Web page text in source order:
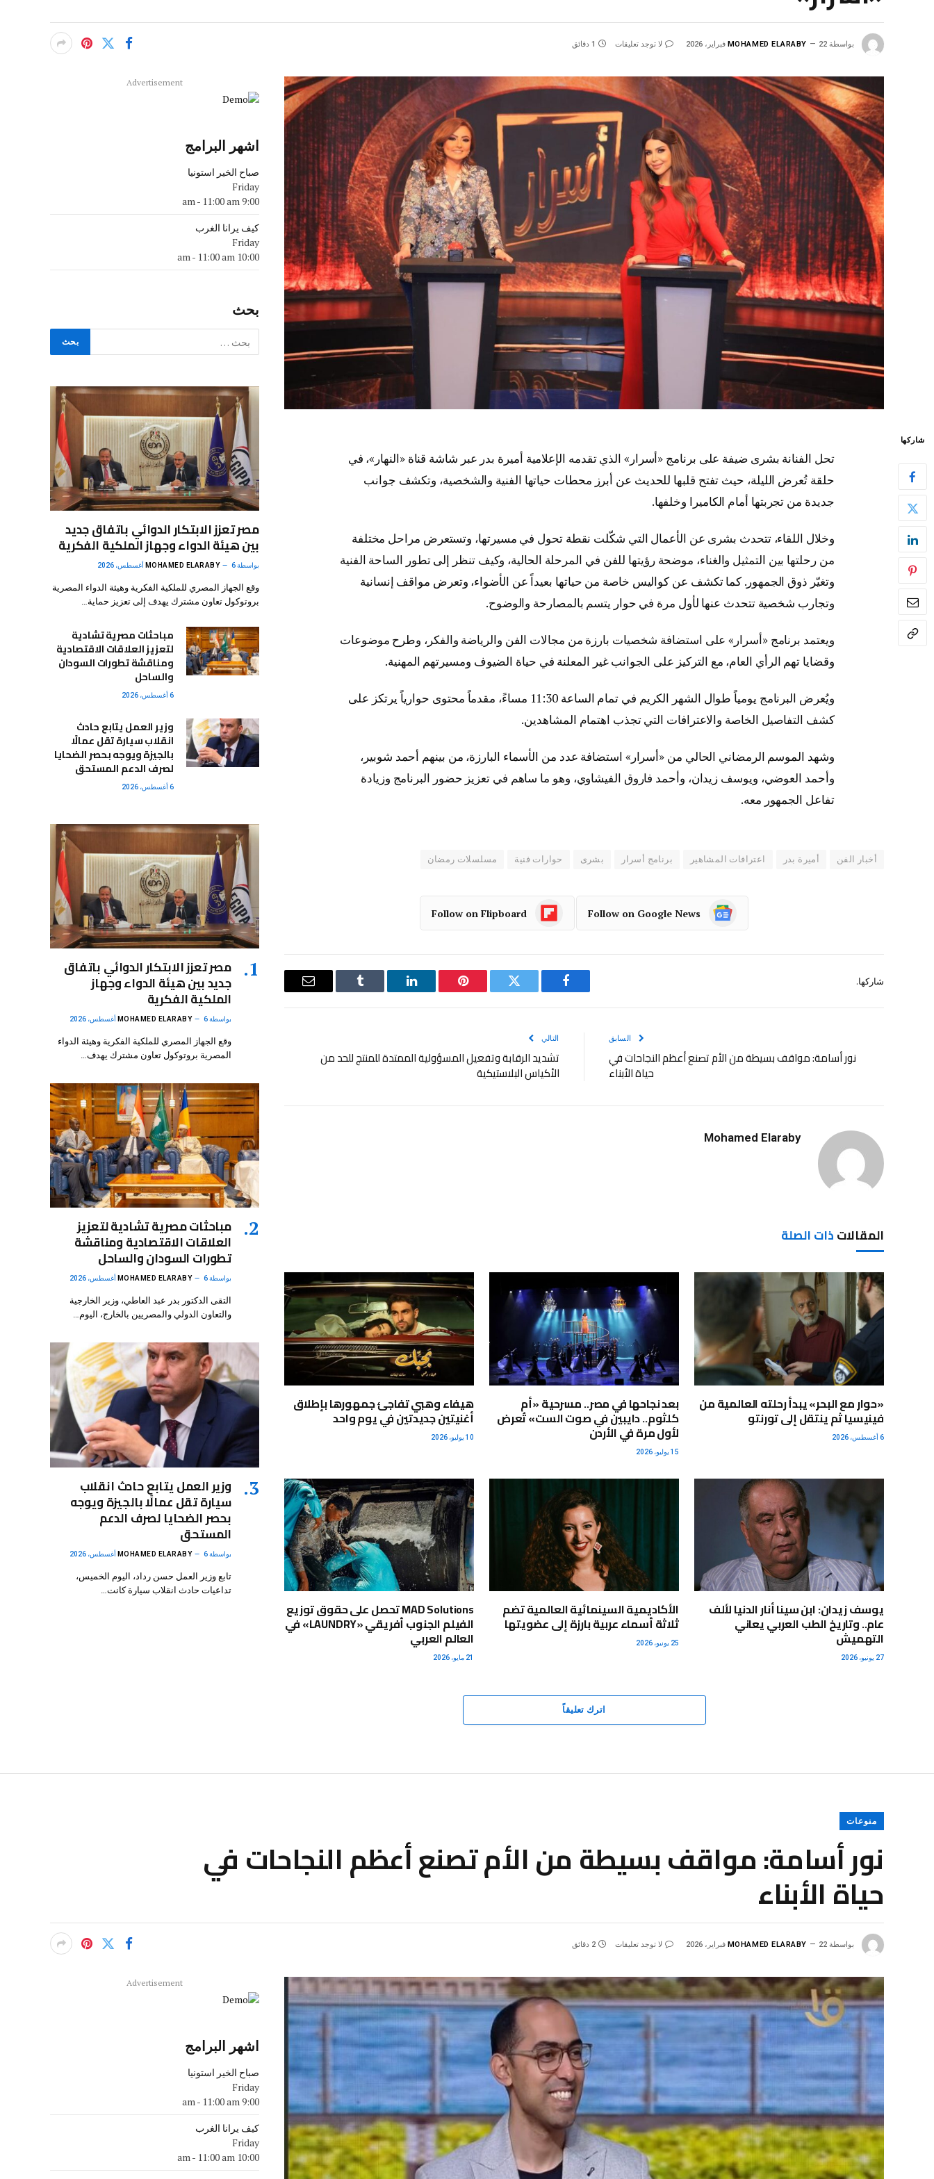
بواسطة MOHAMED ELARABY 22 فبراير، 2026 لا توجد تعليقات 1 دقائق
شاركها
تحل الفنانة بشرى ضيفة على برنامج «أسرار» الذي تقدمه الإعلامية أميرة بدر عبر شاشة قناة «النهار»، في
حلقة تُعرض الليلة، حيث تفتح قلبها للحديث عن أبرز محطات حياتها الفنية والشخصية، وتكشف جوانب
جديدة من تجربتها أمام الكاميرا وخلفها.
وخلال اللقاء، تتحدث بشرى عن الأعمال التي شكّلت نقطة تحول في مسيرتها، وتستعرض مراحل مختلفة
من رحلتها بين التمثيل والغناء، موضحة رؤيتها للفن في المرحلة الحالية، وكيف تنظر إلى تطور الساحة الفنية
وتغيّر ذوق الجمهور. كما تكشف عن كواليس خاصة من حياتها بعيداً عن الأضواء، وتعرض مواقف إنسانية
وتجارب شخصية تتحدث عنها لأول مرة في حوار يتسم بالمصارحة والوضوح.
ويعتمد برنامج «أسرار» على استضافة شخصيات بارزة من مجالات الفن والرياضة والفكر، وطرح موضوعات
وقضايا تهم الرأي العام، مع التركيز على الجوانب غير المعلنة في حياة الضيوف ومسيرتهم المهنية.
ويُعرض البرنامج يومياً طوال الشهر الكريم في تمام الساعة 11:30 مساءً، مقدماً محتوى حوارياً يرتكز على
كشف التفاصيل الخاصة والاعترافات التي تجذب اهتمام المشاهدين.
وشهد الموسم الرمضاني الحالي من «أسرار» استضافة عدد من الأسماء البارزة، من بينهم أحمد شوبير،
وأحمد العوضي، ويوسف زيدان، وأحمد فاروق الفيشاوي، وهو ما ساهم في تعزيز حضور البرنامج وزيادة
تفاعل الجمهور معه.
أخبار الفن أميرة بدر اعترافات المشاهير برنامج أسرار بشرى حوارات فنية مسلسلات رمضان
Follow on Google News
Follow on Flipboard
شاركها.
فيسبوك
تويتر بينتيريستلينكدإن Tumblr
البريد
السابق
نور أسامة: مواقف بسيطة من الأم تصنع أعظم النجاحات في
حياة الأبناء
التالي
تشديد الرقابة وتفعيل المسؤولية الممتدة للمنتج للحد من
الأكياس البلاستيكية
Mohamed Elaraby
المقالاتذات الصلة
«حوار مع البحر» يبدأ رحلته العالمية من
فينيسيا ثم ينتقل إلى تورنتو
6 أغسطس، 2026
بعد نجاحها في مصر.. مسرحية «أم
كلثوم.. دايبين في صوت الست» تُعرض
لأول مرة في الأردن
15 يوليو، 2026
هيفاء وهبي تفاجئ جمهورها بإطلاق
أغنيتين جديدتين في يوم واحد
10 يوليو، 2026
يوسف زيدان: ابن سينا أنار الدنيا لألف
عام.. وتاريخ الطب العربي يعاني
التهميش
27 يونيو، 2026
الأكاديمية السينمائية العالمية تضم
ثلاثة أسماء عربية بارزة إلى عضويتها
25 يونيو، 2026
MAD Solutions تحصل على حقوق توزيع
الفيلم الجنوب أفريقي «LAUNDRY» في
العالم العربي
21 مايو، 2026
اترك تعليقاً
Advertisement
اشهر البرامج
صباح الخير استونيا
Friday
9:00 am
- 11:00 am
كيف يرانا الغرب
Friday
10:00 am
- 11:00 am
بحث
مصر تعزز الابتكار الدوائي باتفاق جديد
بين هيئة الدواء وجهاز الملكية الفكرية
بواسطة MOHAMED ELARABY 6 أغسطس، 2026
وقع الجهاز المصري للملكية الفكرية وهيئة الدواء المصرية
بروتوكول تعاون مشترك يهدف إلى تعزيز حماية…
مباحثات مصرية تشادية
لتعزيز العلاقات الاقتصادية
ومناقشة تطورات السودان
والساحل
6 أغسطس، 2026
وزير العمل يتابع حادث
انقلاب سيارة تقل عمالًا
بالجيزة ويوجه بحصر الضحايا
لصرف الدعم المستحق
6 أغسطس، 2026
مصر تعزز الابتكار الدوائي باتفاق
جديد بين هيئة الدواء وجهاز
الملكية الفكرية
بواسطة MOHAMED ELARABY 6 أغسطس، 2026
وقع الجهاز المصري للملكية الفكرية وهيئة الدواء
المصرية بروتوكول تعاون مشترك يهدف…
مباحثات مصرية تشادية لتعزيز
العلاقات الاقتصادية ومناقشة
تطورات السودان والساحل
بواسطة MOHAMED ELARABY 6 أغسطس، 2026
التقى الدكتور بدر عبد العاطي، وزير الخارجية
والتعاون الدولي والمصريين بالخارج، اليوم…
وزير العمل يتابع حادث انقلاب
سيارة تقل عمالًا بالجيزة ويوجه
بحصر الضحايا لصرف الدعم
المستحق
بواسطة MOHAMED ELARABY 6 أغسطس، 2026
تابع وزير العمل حسن رداد، اليوم الخميس،
تداعيات حادث انقلاب سيارة كانت…
منوعات
نور أسامة: مواقف بسيطة من الأم تصنع أعظم النجاحات في
حياة الأبناء
بواسطة MOHAMED ELARABY 22 فبراير، 2026 لا توجد تعليقات 2 دقائق
Advertisement
اشهر البرامج
صباح الخير استونيا
Friday
9:00 am
- 11:00 am
كيف يرانا الغرب
Friday
10:00 am
- 11:00 am